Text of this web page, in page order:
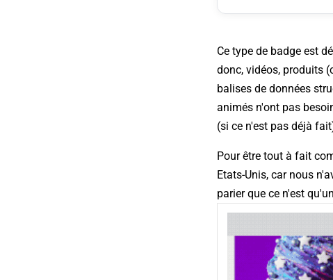
Ce type de badge est
donc, vidéos, produits
balises de données
animés n'ont pas
(si ce n'est pas déjà
Pour être tout à fait
Etats-Unis, car nous
parier que ce n'est